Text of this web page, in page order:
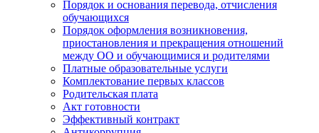
Порядок и основания перевода, отчисления
обучающихся
Порядок оформления возникновения,
приостановления и прекращения отношений
между ОО и обучающимися и родителями
Платные образовательные услуги
Комплектование первых классов
Родительская плата
Акт готовности
Эффективный контракт